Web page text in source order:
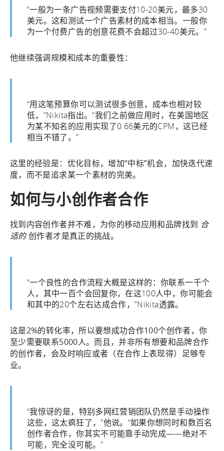
“一般为一条广告视频需要支付10-20美元，最多30
美元。这和测试一个广告素材的成本相当。一般你
为一个付费广告的创意花费不会超过30-40美元。”
他继续强调规模和成本的重要性：
“用这笔预算你可以测试很多创意，成本也相对较
低，”Nikita指出。“我们之前做应用时，在美国地区
为某不知名的应用实现了0.66美元的CPM，这已经
相当不错了。”
这里的经验是：优化目标，增加“中标”机会，加快迭代速
度，而不是追求某一个素材的完美。
如何与小创作者合作
找到内容创作者并不难，为你的移动应用和品牌找到 合
适的创作者才是真正的挑战。
“一个良性的合作流程大概是这样的：你联系一千个
人，其中一百个会回复你，在这100人中，你可能会
和其中的20个左右达成合作，”Nikita透露。
这是2%的转化率，所以要想成功合作100个创作者，你
至少需要联系5000人。而且，并非所有想要和品牌合作
的创作者，会及时响应或者（在合作上表现得）足够专
业。
“我惊讶的是，特别多网红营销团队仍然是手动操作
这些，这太疯狂了，”他说。“如果你想同时和数百名
创作者合作，你其实不可能靠手动完成——绝对不
可能，完全没可能。”